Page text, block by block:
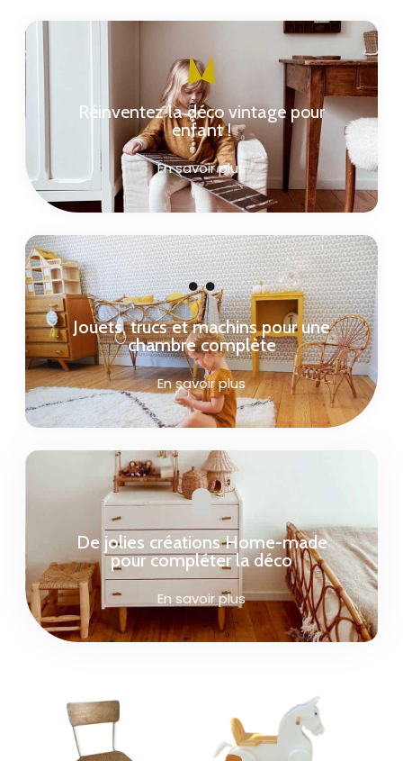
Réinventez la déco vintage pour
enfant !​
En savoir plus
Jouets, trucs et machins pour une
chambre complète​
En savoir plus
De jolies créations Home-made
pour compléter la déco
En savoir plus